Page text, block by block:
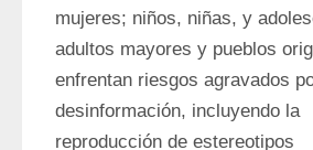
mujeres; niños, niñas, y
adultos mayores y pueblos
enfrentan riesgos agravados
desinformación, incluyendo la
reproducción de estereotipos